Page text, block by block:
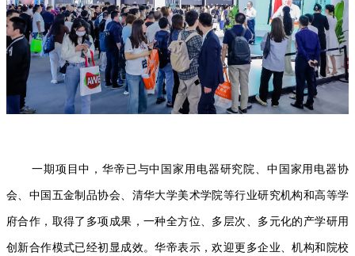
一期项目中，华帝已与中国家用电器研究院、中国家用电器协
会、中国五金制品协会、清华大学美术学院等行业研究机构和高等学
府合作，取得了多项成果，一种全方位、多层次、多元化的产学研用
创新合作模式已经初显成效。华帝表示，欢迎更多企业、机构和院校